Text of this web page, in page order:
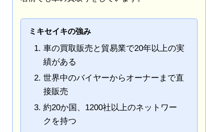
ミキセイキの強み
車の買取販売と貿易業で20年以上の実
績がある
世界中のバイヤーからオーナーまで直
接販売
約20か国、1200社以上のネットワー
クを持つ